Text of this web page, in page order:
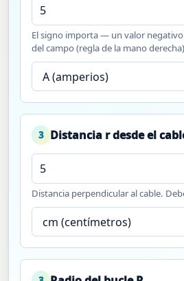
El signo importa — un valor
del campo (regla de la mano
3 Distancia r desde el
Distancia perpendicular al cable.